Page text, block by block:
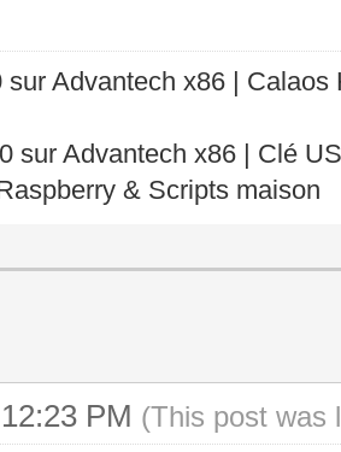
sur Advantech x86 |
sur Advantech x86 | Clé
& Scripts maison
PM (This post was